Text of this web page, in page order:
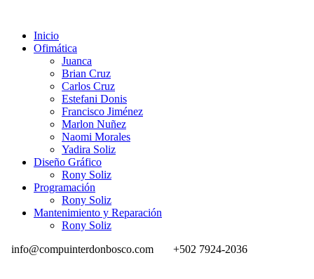
Inicio
Ofimática
Juanca
Brian Cruz
Carlos Cruz
Estefani Donis
Francisco Jiménez
Marlon Nuñez
Naomi Morales
Yadira Soliz
Diseño Gráfico
Rony Soliz
Programación
Rony Soliz
Mantenimiento y Reparación
Rony Soliz
info@compuinterdonbosco.com
+502 7924-2036